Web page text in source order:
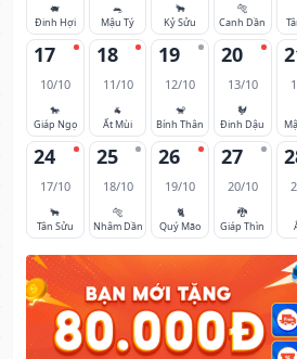
🐖
Đinh Hợi
🐀
Mậu Tý
🐂
Kỷ Sửu
🐅
Canh Dần
17
10/10
🐎
Giáp Ngọ
18
11/10
🐐
Ất Mùi
19
12/10
🐒
Bính Thân
20
13/10
🐓
Đinh Dậu
24
17/10
🐂
Tân Sửu
25
18/10
🐅
Nhâm Dần
26
19/10
🐈
Quý Mão
27
20/10
🐉
Giáp Thìn